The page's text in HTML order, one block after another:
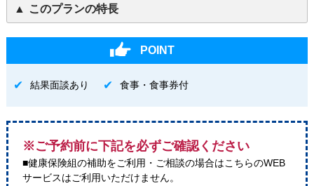
このプランの特長
POINT
結果面談あり 食事・食事券付
※ご予約前に下記を必ずご確認ください
■健康保険組の補助をご利用・ご相談の場合はこちらのWEB
サービスはご利用いただけません。